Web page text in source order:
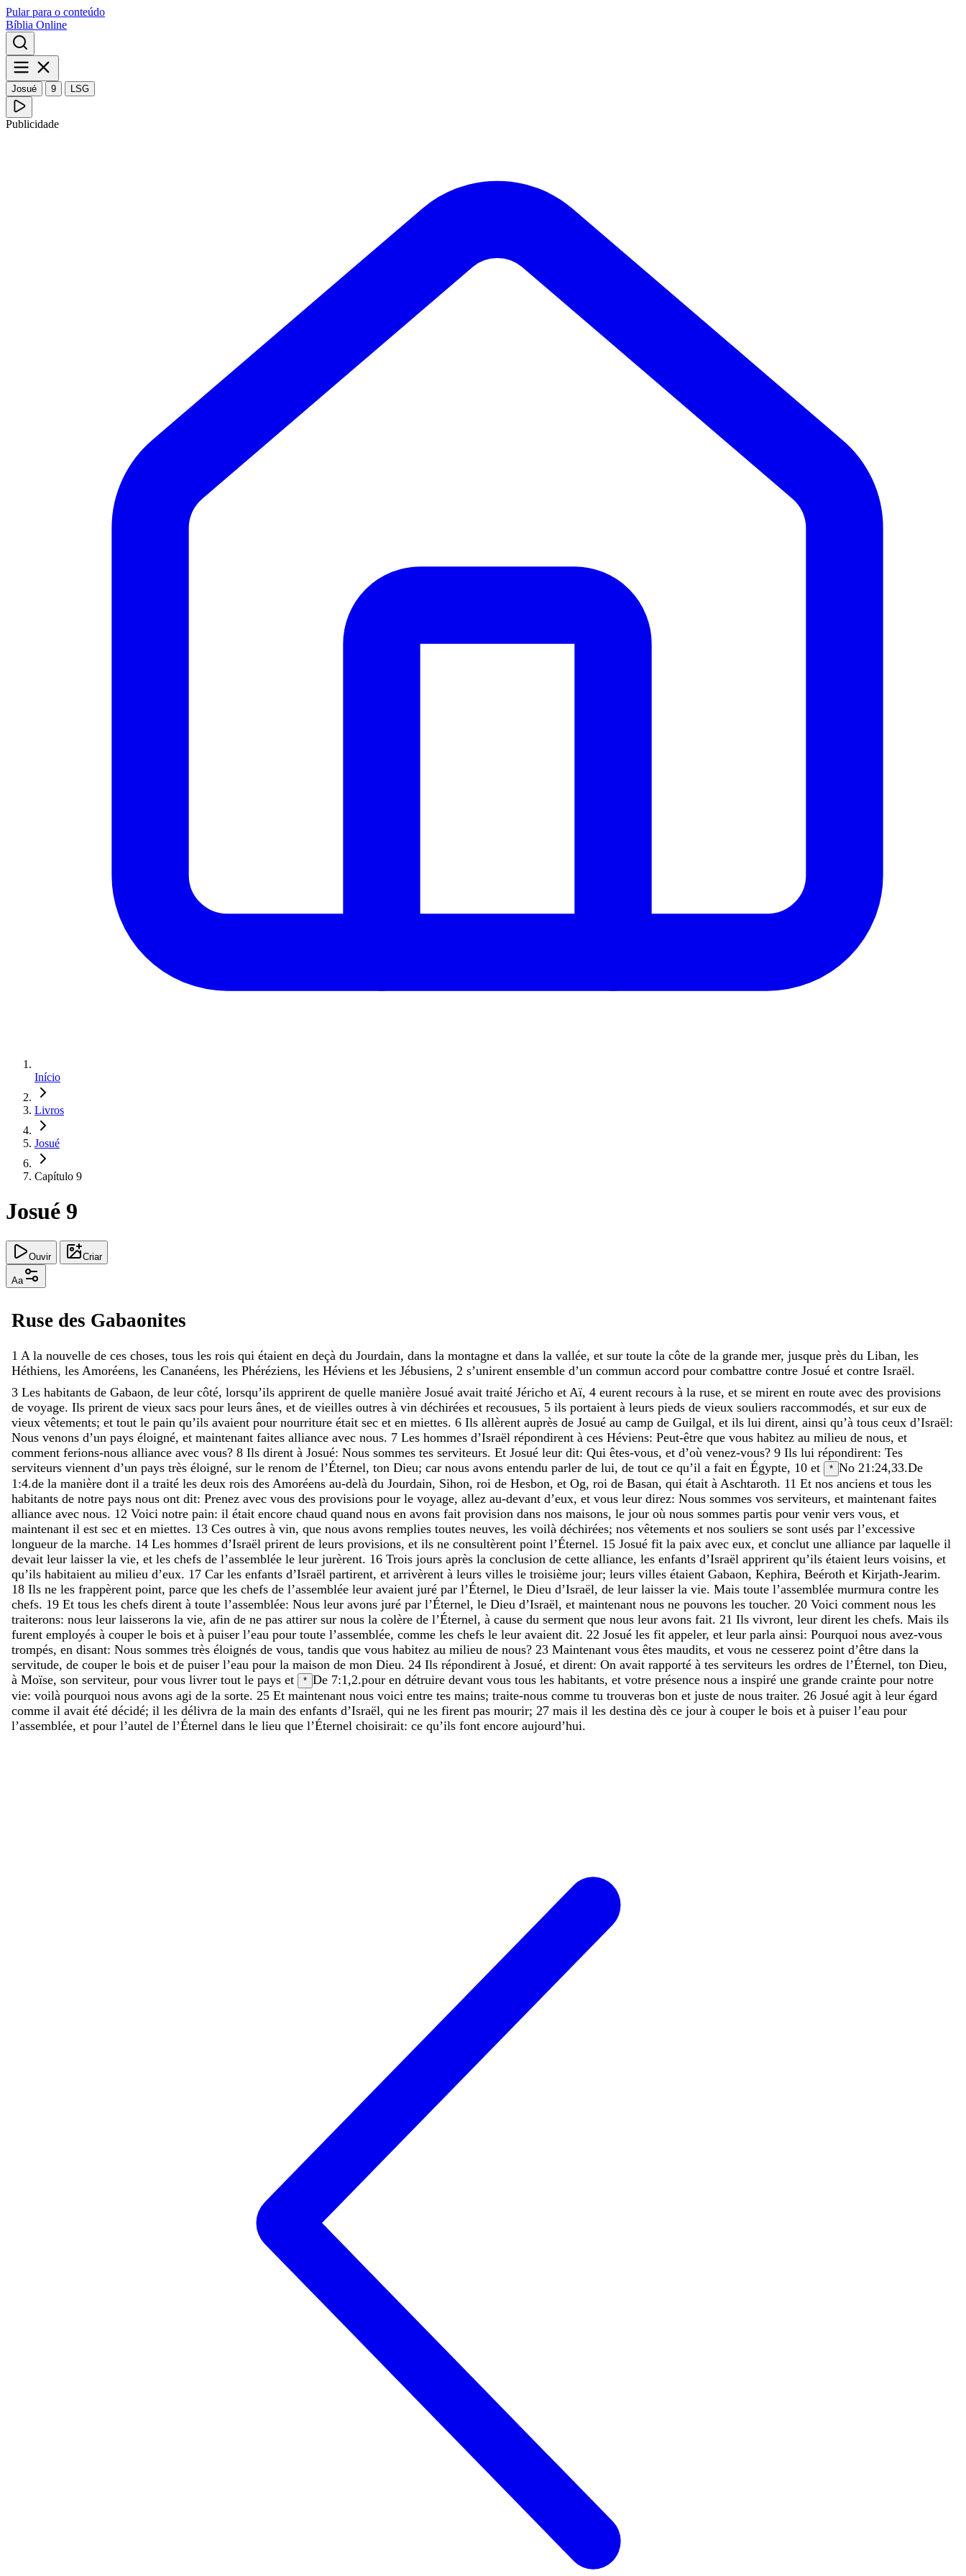
Pular para o conteúdo
Bíblia Online
Josué 9 LSG
Publicidade
Início
Livros
Josué
Capítulo 9
Josué 9
Ouvir Criar
Aa
Ruse des Gabaonites
1 A la nouvelle de ces choses, tous les rois qui étaient en deçà du Jourdain, dans la montagne et dans la vallée, et sur toute la côte de la grande mer, jusque près du Liban, les
Héthiens, les Amoréens, les Cananéens, les Phéréziens, les Héviens et les Jébusiens, 2 s’unirent ensemble d’un commun accord pour combattre contre Josué et contre Israël.
3 Les habitants de Gabaon, de leur côté, lorsqu’ils apprirent de quelle manière Josué avait traité Jéricho et Aï, 4 eurent recours à la ruse, et se mirent en route avec des provisions
de voyage. Ils prirent de vieux sacs pour leurs ânes, et de vieilles outres à vin déchirées et recousues, 5 ils portaient à leurs pieds de vieux souliers raccommodés, et sur eux de
vieux vêtements; et tout le pain qu’ils avaient pour nourriture était sec et en miettes. 6 Ils allèrent auprès de Josué au camp de Guilgal, et ils lui dirent, ainsi qu’à tous ceux d’Israël:
Nous venons d’un pays éloigné, et maintenant faites alliance avec nous. 7 Les hommes d’Israël répondirent à ces Héviens: Peut-être que vous habitez au milieu de nous, et
comment ferions-nous alliance avec vous? 8 Ils dirent à Josué: Nous sommes tes serviteurs. Et Josué leur dit: Qui êtes-vous, et d’où venez-vous? 9 Ils lui répondirent: Tes
serviteurs viennent d’un pays très éloigné, sur le renom de l’Éternel, ton Dieu; car nous avons entendu parler de lui, de tout ce qu’il a fait en Égypte, 10 et * No 21:24,33.De
1:4.de la manière dont il a traité les deux rois des Amoréens au-delà du Jourdain, Sihon, roi de Hesbon, et Og, roi de Basan, qui était à Aschtaroth. 11 Et nos anciens et tous les
habitants de notre pays nous ont dit: Prenez avec vous des provisions pour le voyage, allez au-devant d’eux, et vous leur direz: Nous sommes vos serviteurs, et maintenant faites
alliance avec nous. 12 Voici notre pain: il était encore chaud quand nous en avons fait provision dans nos maisons, le jour où nous sommes partis pour venir vers vous, et
maintenant il est sec et en miettes. 13 Ces outres à vin, que nous avons remplies toutes neuves, les voilà déchirées; nos vêtements et nos souliers se sont usés par l’excessive
longueur de la marche. 14 Les hommes d’Israël prirent de leurs provisions, et ils ne consultèrent point l’Éternel. 15 Josué fit la paix avec eux, et conclut une alliance par laquelle il
devait leur laisser la vie, et les chefs de l’assemblée le leur jurèrent. 16 Trois jours après la conclusion de cette alliance, les enfants d’Israël apprirent qu’ils étaient leurs voisins, et
qu’ils habitaient au milieu d’eux. 17 Car les enfants d’Israël partirent, et arrivèrent à leurs villes le troisième jour; leurs villes étaient Gabaon, Kephira, Beéroth et Kirjath-Jearim.
18 Ils ne les frappèrent point, parce que les chefs de l’assemblée leur avaient juré par l’Éternel, le Dieu d’Israël, de leur laisser la vie. Mais toute l’assemblée murmura contre les
chefs. 19 Et tous les chefs dirent à toute l’assemblée: Nous leur avons juré par l’Éternel, le Dieu d’Israël, et maintenant nous ne pouvons les toucher. 20 Voici comment nous les
traiterons: nous leur laisserons la vie, afin de ne pas attirer sur nous la colère de l’Éternel, à cause du serment que nous leur avons fait. 21 Ils vivront, leur dirent les chefs. Mais ils
furent employés à couper le bois et à puiser l’eau pour toute l’assemblée, comme les chefs le leur avaient dit. 22 Josué les fit appeler, et leur parla ainsi: Pourquoi nous avez-vous
trompés, en disant: Nous sommes très éloignés de vous, tandis que vous habitez au milieu de nous? 23 Maintenant vous êtes maudits, et vous ne cesserez point d’être dans la
servitude, de couper le bois et de puiser l’eau pour la maison de mon Dieu. 24 Ils répondirent à Josué, et dirent: On avait rapporté à tes serviteurs les ordres de l’Éternel, ton Dieu,
à Moïse, son serviteur, pour vous livrer tout le pays et * De 7:1 ,2.pour en détruire devant vous tous les habitants, et votre présence nous a inspiré une grande crainte pour notre
vie: voilà pourquoi nous avons agi de la sorte. 25 Et maintenant nous voici entre tes mains; traite-nous comme tu trouveras bon et juste de nous traiter. 26 Josué agit à leur égard
comme il avait été décidé; il les délivra de la main des enfants d’Israël, qui ne les firent pas mourir; 27 mais il les destina dès ce jour à couper le bois et à puiser l’eau pour
l’assemblée, et pour l’autel de l’Éternel dans le lieu que l’Éternel choisirait: ce qu’ils font encore aujourd’hui.